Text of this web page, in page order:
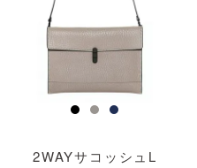
2WAYサコッシュL